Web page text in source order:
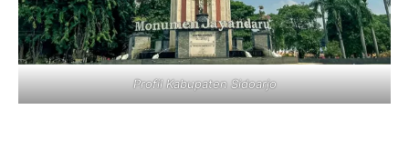
Profil Kabupaten Sidoarjo